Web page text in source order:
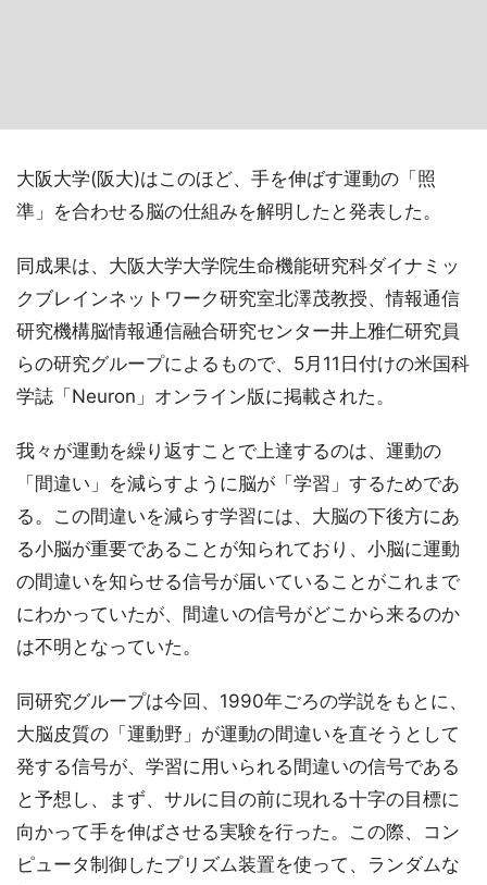
大阪大学(阪大)はこのほど、手を伸ばす運動の「照
準」を合わせる脳の仕組みを解明したと発表した。
同成果は、大阪大学大学院生命機能研究科ダイナミッ
クブレインネットワーク研究室北澤茂教授、情報通信
研究機構脳情報通信融合研究センター井上雅仁研究員
らの研究グループによるもので、5月11日付けの米国科
学誌「Neuron」オンライン版に掲載された。
我々が運動を繰り返すことで上達するのは、運動の
「間違い」を減らすように脳が「学習」するためであ
る。この間違いを減らす学習には、大脳の下後方にあ
る小脳が重要であることが知られており、小脳に運動
の間違いを知らせる信号が届いていることがこれまで
にわかっていたが、間違いの信号がどこから来るのか
は不明となっていた。
同研究グループは今回、1990年ごろの学説をもとに、
大脳皮質の「運動野」が運動の間違いを直そうとして
発する信号が、学習に用いられる間違いの信号である
と予想し、まず、サルに目の前に現れる十字の目標に
向かって手を伸ばさせる実験を行った。この際、コン
ピュータ制御したプリズム装置を使って、ランダムな